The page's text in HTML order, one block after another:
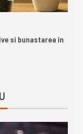
si bunastarea in